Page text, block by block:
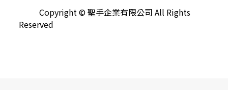
Copyright © 聖手企業有限公司 All Rights
Reserved